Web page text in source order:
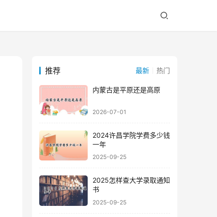
推荐 最新 热门
内蒙古是平原还是高原
2026-07-01
2024许昌学院学费多少钱
一年
2025-09-25
2025怎样查大学录取通知
书
2025-09-25